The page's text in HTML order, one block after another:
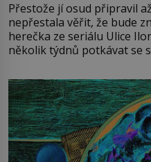
Přestože jí osud připravil
nepřestala věřit, že bude znovu
herečka ze seriálu Ulice
několik týdnů potkávat se